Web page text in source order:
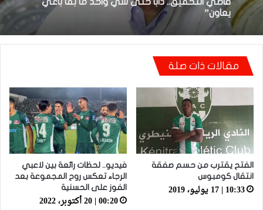
تعادل جديد أمام الدفاع الحسني الجديدي
مقالات ذات صلة
الفتح يقترب من حسم صفقة
انتقال كومبوس
10:33 | 17 يوليو، 2019
فيديو.. لحظات رائعة بين لاعبي
الرجاء تعكس روح المجموعة بعد
الفوز على الحسنية
00:20 | 20 أكتوبر، 2022